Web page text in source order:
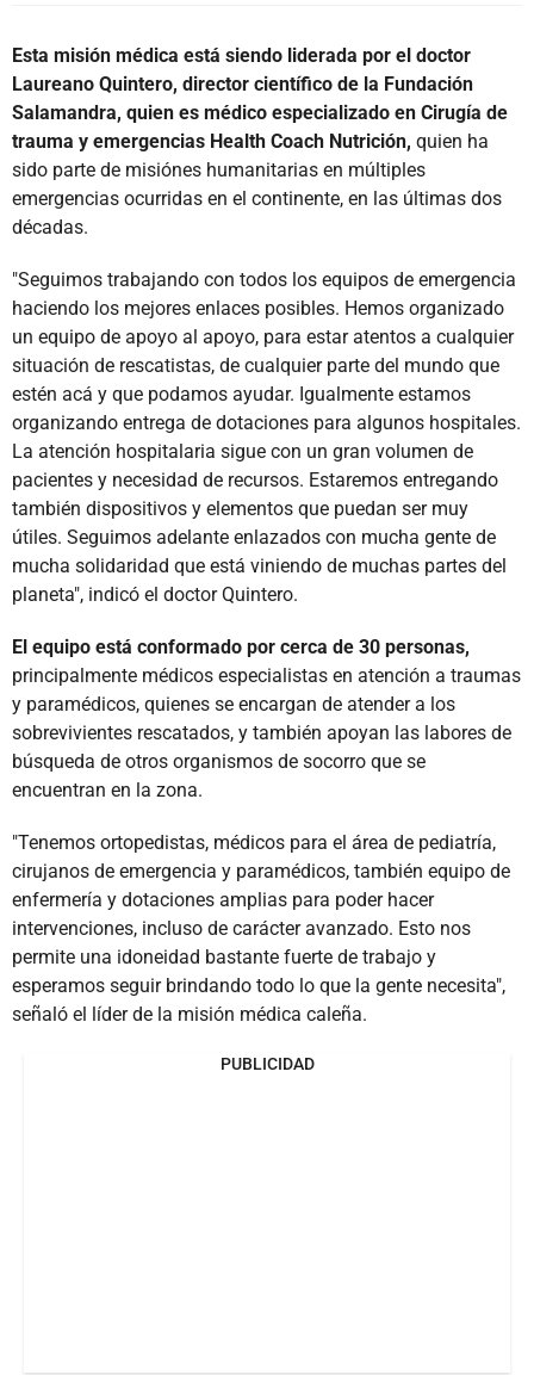
Esta misión médica está siendo liderada por el doctor
Laureano Quintero, director científico de la Fundación
Salamandra, quien es médico especializado en Cirugía de
trauma y emergencias Health Coach Nutrición, quien ha
sido parte de misiónes humanitarias en múltiples
emergencias ocurridas en el continente, en las últimas dos
décadas.
"Seguimos trabajando con todos los equipos de emergencia
haciendo los mejores enlaces posibles. Hemos organizado
un equipo de apoyo al apoyo, para estar atentos a cualquier
situación de rescatistas, de cualquier parte del mundo que
estén acá y que podamos ayudar. Igualmente estamos
organizando entrega de dotaciones para algunos hospitales.
La atención hospitalaria sigue con un gran volumen de
pacientes y necesidad de recursos. Estaremos entregando
también dispositivos y elementos que puedan ser muy
útiles. Seguimos adelante enlazados con mucha gente de
mucha solidaridad que está viniendo de muchas partes del
planeta", indicó el doctor Quintero.
El equipo está conformado por cerca de 30 personas,
principalmente médicos especialistas en atención a traumas
y paramédicos, quienes se encargan de atender a los
sobrevivientes rescatados, y también apoyan las labores de
búsqueda de otros organismos de socorro que se
encuentran en la zona.
"Tenemos ortopedistas, médicos para el área de pediatría,
cirujanos de emergencia y paramédicos, también equipo de
enfermería y dotaciones amplias para poder hacer
intervenciones, incluso de carácter avanzado. Esto nos
permite una idoneidad bastante fuerte de trabajo y
esperamos seguir brindando todo lo que la gente necesita",
señaló el líder de la misión médica caleña.
PUBLICIDAD